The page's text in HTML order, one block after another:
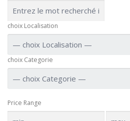
choix Localisation
choix Categorie
Price Range